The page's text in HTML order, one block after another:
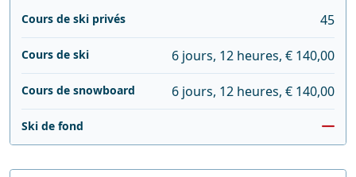
Cours de ski privés 45
Cours de ski 6 jours, 12 heures, € 140,00
Cours de snowboard 6 jours, 12 heures, € 140,00
Ski de fond